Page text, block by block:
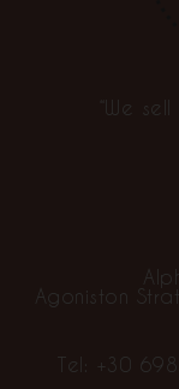
“We
Agoniston
Tel: +30